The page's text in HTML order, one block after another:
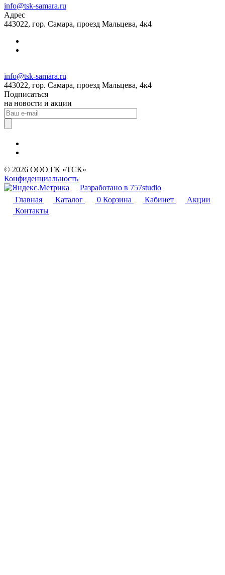
info@tsk-samara.ru
Адрес
443022, гор. Самара, проезд Мальцева, 4к4
info@tsk-samara.ru
443022, гор. Самара, проезд Мальцева, 4к4
Подписаться
на новости и акции
© 2026 ООО ГК «ТСК»
Конфиденциальность
Разработано в 757studio
Главная
Каталог 0 Корзина Кабинет
Акции
Контакты